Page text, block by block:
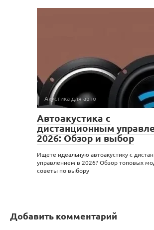
Акустика для авто
Автоакустика с
дистанционным
2026: Обзор и выбор
Ищете идеальную автоакустику с
управлением в 2026? Обзор топовых
советы по выбору
Добавить комментарий